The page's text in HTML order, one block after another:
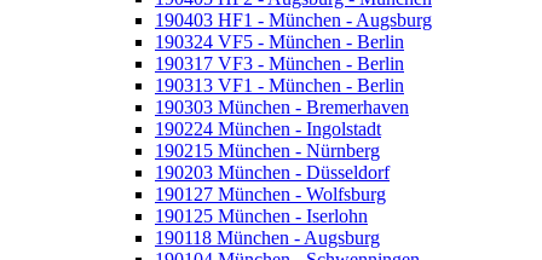
190403 HF1 - München - Augsburg
190324 VF5 - München - Berlin
190317 VF3 - München - Berlin
190313 VF1 - München - Berlin
190303 München - Bremerhaven
190224 München - Ingolstadt
190215 München - Nürnberg
190203 München - Düsseldorf
190127 München - Wolfsburg
190125 München - Iserlohn
190118 München - Augsburg